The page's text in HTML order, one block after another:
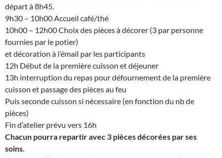
départ à 8h45.
9h30 – 10h00 Accueil café/thé
10h00 – 12h00 Choix des pièces à décorer (3 par personne
fournies par le potier)
et décoration à l’émail par les participants
12h Début de la première cuisson et déjeuner
13h interruption du repas pour défournement de la première
cuisson et passage des pièces au feu
Puis seconde cuisson si nécessaire (en fonction du nb de
pièces)
Fin d’atelier prévu vers 16h
Chacun pourra repartir avec 3 pièces décorées par ses
soins.